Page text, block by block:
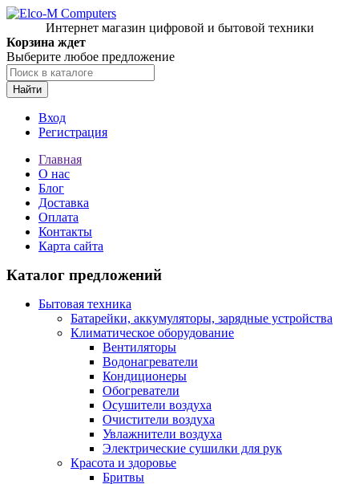
Интернет магазин цифровой и бытовой техники
Корзина ждет
Выберите любое предложение
Найти
Вход
Регистрация
Главная
О нас
Блог
Доставка
Оплата
Контакты
Карта сайта
Каталог предложений
Бытовая техника
Батарейки, аккумуляторы, зарядные устройства
Климатическое оборудование
Вентиляторы
Водонагреватели
Кондиционеры
Обогреватели
Осушители воздуха
Очистители воздуха
Увлажнители воздуха
Электрические сушилки для рук
Красота и здоровье
Бритвы